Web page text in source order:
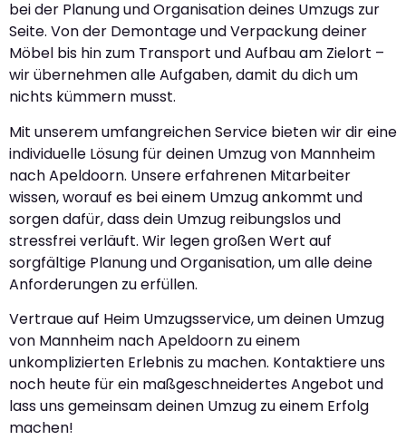
bei der Planung und Organisation deines Umzugs zur
Seite. Von der Demontage und Verpackung deiner
Möbel bis hin zum Transport und Aufbau am Zielort –
wir übernehmen alle Aufgaben, damit du dich um
nichts kümmern musst.
Mit unserem umfangreichen Service bieten wir dir eine
individuelle Lösung für deinen Umzug von Mannheim
nach Apeldoorn. Unsere erfahrenen Mitarbeiter
wissen, worauf es bei einem Umzug ankommt und
sorgen dafür, dass dein Umzug reibungslos und
stressfrei verläuft. Wir legen großen Wert auf
sorgfältige Planung und Organisation, um alle deine
Anforderungen zu erfüllen.
Vertraue auf Heim Umzugsservice, um deinen Umzug
von Mannheim nach Apeldoorn zu einem
unkomplizierten Erlebnis zu machen. Kontaktiere uns
noch heute für ein maßgeschneidertes Angebot und
lass uns gemeinsam deinen Umzug zu einem Erfolg
machen!